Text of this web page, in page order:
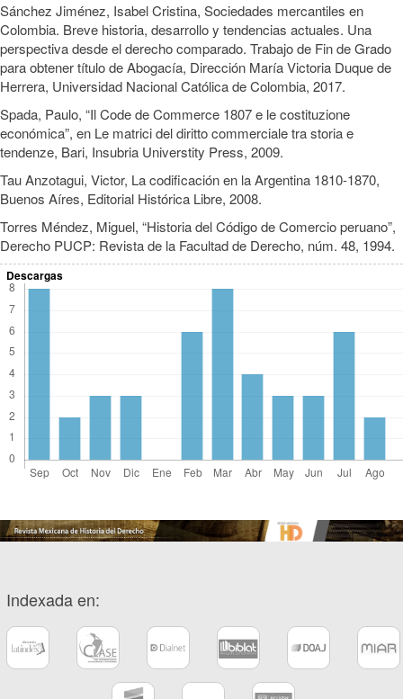
Sánchez Jiménez, Isabel Cristina, Sociedades mercantiles en
Colombia. Breve historia, desarrollo y tendencias actuales. Una
perspectiva desde el derecho comparado. Trabajo de Fin de Grado
para obtener título de Abogacía, Dirección María Victoria Duque de
Herrera, Universidad Nacional Católica de Colombia, 2017.
Spada, Paulo, “Il Code de Commerce 1807 e le costituzione
económica”, en Le matrici del diritto commerciale tra storia e
tendenze, Bari, Insubria Universtity Press, 2009.
Tau Anzotagui, Victor, La codificación en la Argentina 1810-1870,
Buenos Aíres, Editorial Histórica Libre, 2008.
Torres Méndez, Miguel, “Historia del Código de Comercio peruano”,
Derecho PUCP: Revista de la Facultad de Derecho, núm. 48, 1994.
Descargas
Indexada en: